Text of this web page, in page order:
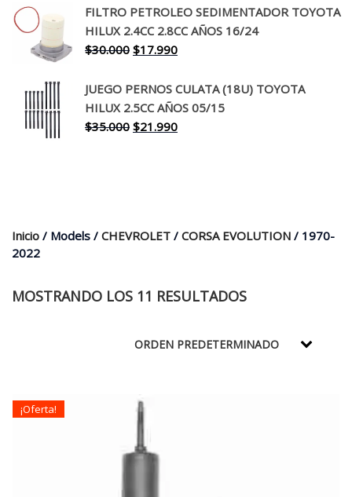
original
era:
$260.000.
actual
es:
FILTRO PETROLEO SEDIMENTADOR TOYOTA
HILUX 2.4CC 2.8CC AÑOS 16/24
$30.000 El
original
era:
$30.000.
$17.990El
actual
es:
$17.990.
JUEGO PERNOS CULATA (18U) TOYOTA
HILUX 2.5CC AÑOS 05/15
$35.000 El
$21.990El
Inicio / Models / CHEVROLET / CORSA EVOLUTION / 1970-
2022
MOSTRANDO LOS 11 RESULTADOS
¡Oferta!